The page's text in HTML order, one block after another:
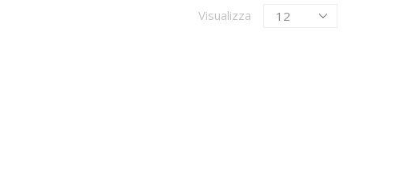
Visualizza
Products